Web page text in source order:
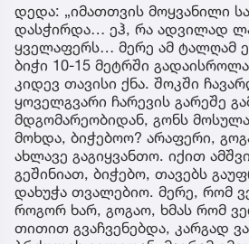
დედა: „იმათთვის მოყვანილი
დასჭირდა… ეჰ, რა ადვილად
ყველაფერს… მერე ამ ტალღამ
ბიჭი 10-15 მეტრში
კიდევ თავისი ქნა. შოკში
ყოველგვარი ჩარევის გარეშე
მდგომარეობიდან, გონს
მოხდა, ბიჭებოო? არაფერი,
ახლავე გაგიყვანთო. იქით
გეშინიათ, ბიჭებო, თავებს
დახუჭა თვალებიო. მერე, რომ
როგორ ხარ, გოგაო, ხმას რომ
თითით გვაჩვენებდა, კარგად